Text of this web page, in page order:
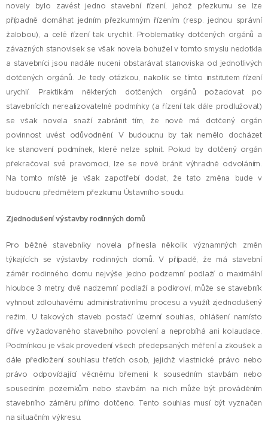
novely bylo zavést jedno stavební řízení, jehož přezkumu se lze
případně domáhat jedním přezkumným řízením (resp. jednou správní
žalobou), a celé řízení tak urychlit. Problematiky dotčených orgánů a
závazných stanovisek se však novela bohužel v tomto smyslu nedotkla
a stavebníci jsou nadále nuceni obstarávat stanoviska od jednotlivých
dotčených orgánů. Je tedy otázkou, nakolik se tímto institutem řízení
urychlí. Praktikám některých dotčených orgánů požadovat po
stavebnících nerealizovatelné podmínky (a řízení tak dále prodlužovat)
se však novela snaží zabránit tím, že nově má dotčený orgán
povinnost uvést odůvodnění. V budoucnu by tak nemělo docházet
ke stanovení podmínek, které nelze splnit. Pokud by dotčený orgán
překračoval své pravomoci, lze se nově bránit výhradně odvoláním.
Na tomto místě je však zapotřebí dodat, že tato změna bude v
budoucnu předmětem přezkumu Ústavního soudu.
Zjednodušení výstavby rodinných domů
Pro běžné stavebníky novela přinesla několik významných změn
týkajících se výstavby rodinných domů. V případě, že má stavební
záměr rodinného domu nejvýše jedno podzemní podlaží o maximální
hloubce 3 metry, dvě nadzemní podlaží a podkroví, může se stavebník
vyhnout zdlouhavému administrativnímu procesu a využít zjednodušený
režim. U takových staveb postačí územní souhlas, ohlášení namísto
dříve vyžadovaného stavebního povolení a neprobíhá ani kolaudace.
Podmínkou je však provedení všech předepsaných měření a zkoušek a
dále předložení souhlasu třetích osob, jejichž vlastnické právo nebo
právo odpovídající věcnému břemeni k sousedním stavbám nebo
sousedním pozemkům nebo stavbám na nich může být prováděním
stavebního záměru přímo dotčeno. Tento souhlas musí být vyznačen
na situačním výkresu.